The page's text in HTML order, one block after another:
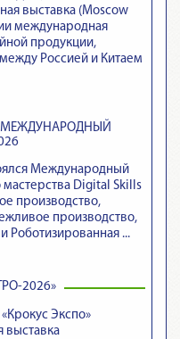
выставка (Moscow
международная
продукции,
Россией и Китаем
МЕЖДУНАРОДНЫЙ
Международный
Digital Skills
производство,
производство,
Роботизированная ...
2026»
Экспо»
выставка